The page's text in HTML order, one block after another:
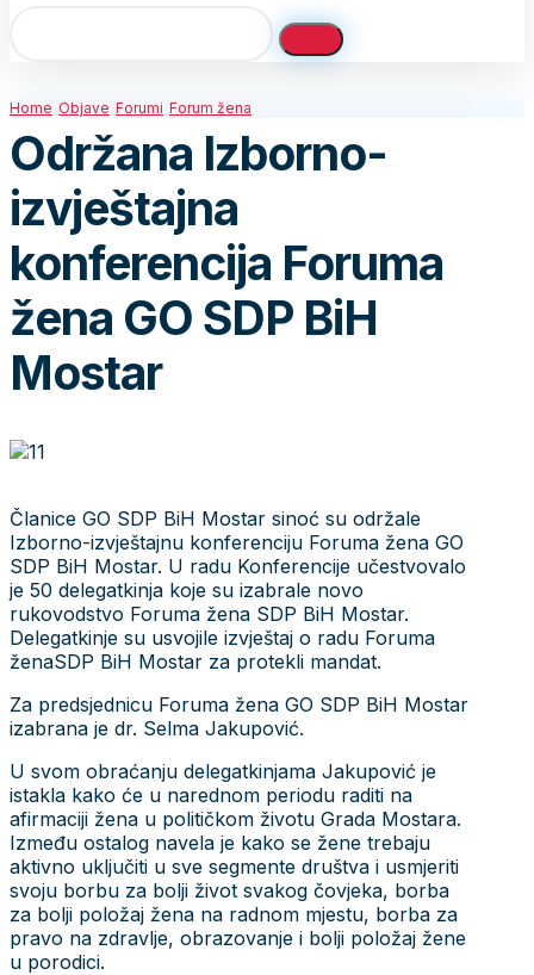
Home Objave Forumi Forum žena
Održana Izborno-
izvještajna
konferencija Foruma
žena GO SDP BiH
Mostar
Članice GO SDP BiH Mostar sinoć su održale
Izborno-izvještajnu konferenciju Foruma žena GO
SDP BiH Mostar. U radu Konferencije učestvovalo
je 50 delegatkinja koje su izabrale novo
rukovodstvo Foruma žena SDP BiH Mostar.
Delegatkinje su usvojile izvještaj o radu Foruma
ženaSDP BiH Mostar za protekli mandat.
Za predsjednicu Foruma žena GO SDP BiH Mostar
izabrana je dr. Selma Jakupović.
U svom obraćanju delegatkinjama Jakupović je
istakla kako će u narednom periodu raditi na
afirmaciji žena u političkom životu Grada Mostara.
Između ostalog navela je kako se žene trebaju
aktivno uključiti u sve segmente društva i usmjeriti
svoju borbu za bolji život svakog čovjeka, borba
za bolji položaj žena na radnom mjestu, borba za
pravo na zdravlje, obrazovanje i bolji položaj žene
u porodici.